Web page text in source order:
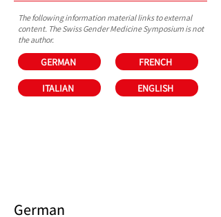
The following information material links to external
content. The Swiss Gender Medicine Symposium is not
the author.
GERMAN
ITALIAN
FRENCH
ENGLISH
German